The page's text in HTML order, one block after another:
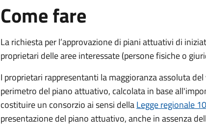
Come fare
La richiesta per l’approvazione di piani attuativi di
proprietari delle aree interessate (persone fisiche o
I proprietari rappresentanti la maggioranza assoluta
perimetro del piano attuativo, calcolata in base
costituire un consorzio ai sensi dellaLegge regionale
presentazione del piano attuativo, anche in assenza